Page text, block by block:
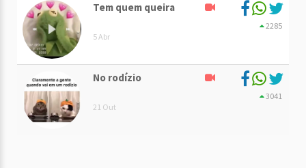
Tem quem queira
5 Abr
2285
No rodízio
21 Out
3041